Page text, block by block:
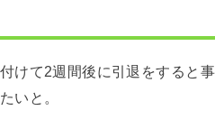
けて2週間後に引退をすると
いと。